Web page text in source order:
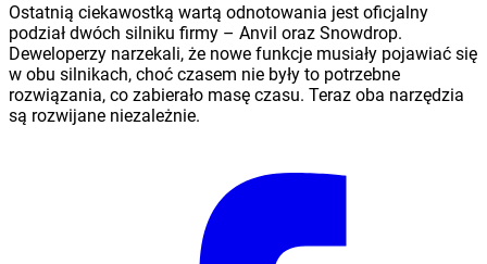
Ostatnią ciekawostką wartą odnotowania jest oficjalny
podział dwóch silniku firmy – Anvil oraz Snowdrop.
Deweloperzy narzekali, że nowe funkcje musiały pojawiać się
w obu silnikach, choć czasem nie były to potrzebne
rozwiązania, co zabierało masę czasu. Teraz oba narzędzia
są rozwijane niezależnie.